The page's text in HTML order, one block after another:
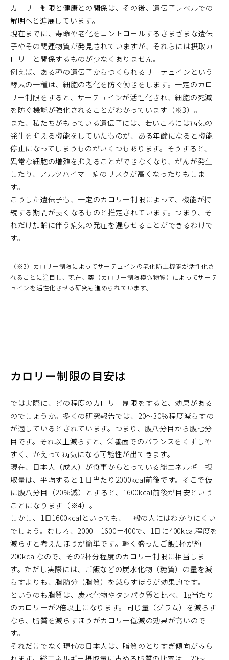
カロリー制限と健康との関係は、その後、遺伝子レベルでの
解明へと進展しています。
現在までに、寿命や老化をコントロールするさまざまな遺伝
子やその関連物質が発見されていますが、それらには摂取カ
ロリーと関係するものが少なくありません。
例えば、ある種の遺伝子からつくられるサーテュインという
酵素の一種は、細胞の老化を防ぐ働きをします。一定のカロ
リー制限をすると、サーテュインが活性化され、細胞の死滅
を防ぐ機能が強化されることがわかっています（※3）。
また、私たちがもっている遺伝子には、若いころには病気の
発生を抑える機能をしていたものが、ある年齢になると機能
停止になってしまうものがいくつもあります。そうすると、
異常な細胞の増殖を抑えることができなくなり、がんが発生
したり、アルツハイマー病のリスクが高くなったりもしま
す。
こうした遺伝子も、一定のカロリー制限によって、機能が持
続する期間が長くなるものと推定されています。つまり、そ
れだけ加齢に伴う病気の発症を遅らせることができるわけで
す。
（※3）カロリー制限によってサーテュインの老化防止機能が活性化さ
れることに注目し、現在、薬（カロリー制限模倣物質）によってサーテ
ュインを活性化させる研究も進められています。
カロリー制限の目安は
では実際に、どの程度のカロリー制限をすると、効果がある
のでしょうか。多くの研究報告では、20～30％程度減らすの
が適しているとされています。つまり、腹八分目から腹七分
目です。それ以上減らすと、栄養面でのバランスをくずしや
すく、かえって病気になる可能性が出てきます。
現在、日本人（成人）が食事からとっている総エネルギー摂
取量は、平均すると１日当たり2000kcal前後です。そこで仮
に腹八分目（20％減）とすると、1600kcal前後が目安という
ことになります（※4）。
しかし、1日1600kcalといっても、一般の人にはわかりにくい
でしょう。むしろ、2000－1600＝400で、1日に400kcal程度を
減らすと考えたほうが簡単です。軽く盛ったご飯1杯が約
200kcalなので、その2杯分程度のカロリー制限に相当しま
す。ただし実際には、ご飯などの炭水化物（糖質）の量を減
らすよりも、脂肪分（脂質）を減らすほうが効果的です。
というのも脂質は、炭水化物やタンパク質と比べ、1g当たり
のカロリーが2倍以上になります。同じ量（グラム）を減らす
なら、脂質を減らすほうがカロリー低減の効果が高いので
す。
それだけでなく現代の日本人は、脂質のとりすぎ傾向がみら